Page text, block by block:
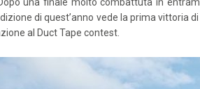
una finale molto combattuta in
di quest’anno vede la prima
al Duct Tape contest.